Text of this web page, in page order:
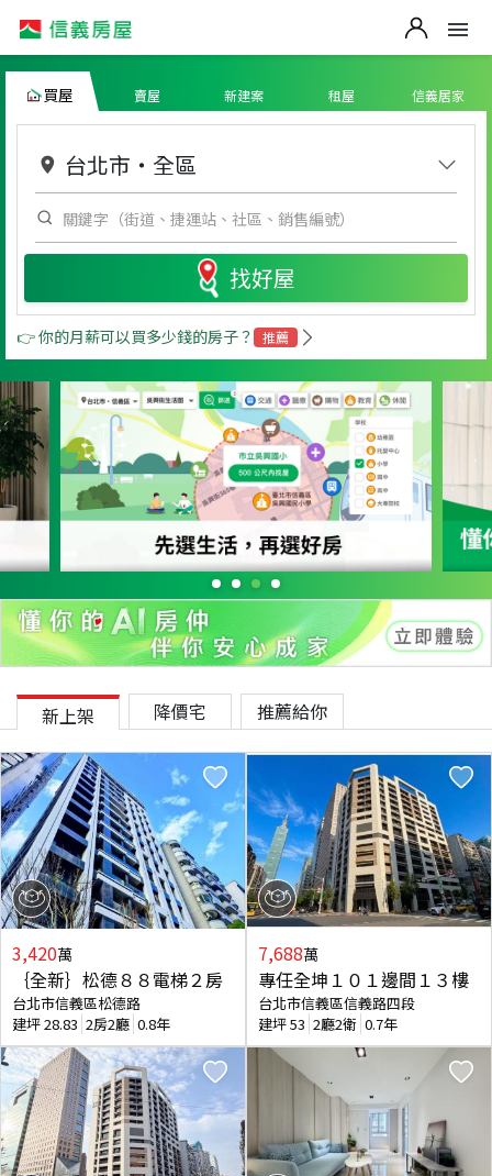
買屋 賣屋 新建案 租屋 信義居家
台北市 ・ 全區
找好屋
👉 你的月薪可以買多少錢的房子？ 推薦
新上架 降價宅 推薦給你
3,420萬
｛全新｝松德８８電梯２房
台北市信義區松德路
建坪28.83 2房2廳 0.8年
7,688萬
專任全坤１０１邊間１３樓
台北市信義區信義路四段
建坪53 2廳2衛 0.7年